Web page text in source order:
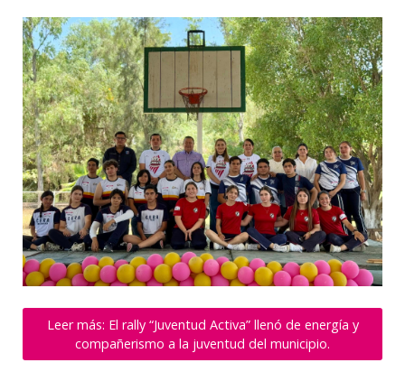
Leer más: El rally “Juventud Activa” llenó de energía y
compañerismo a la juventud del municipio.